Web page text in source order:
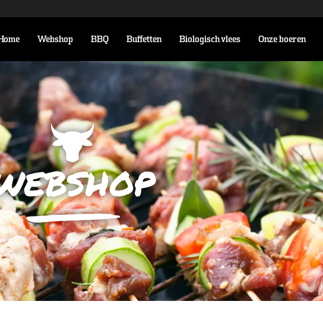
Webshop BBQ Buffetten Biologisch vlees Onze boeren